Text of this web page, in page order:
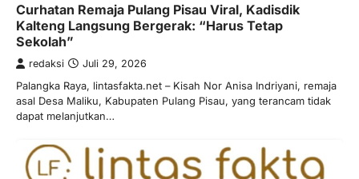
Curhatan Remaja Pulang Pisau Viral, Kadisdik
Kalteng Langsung Bergerak: “Harus Tetap
Sekolah”
redaksi Juli 29, 2026
Palangka Raya, lintasfakta.net – Kisah Nor Anisa Indriyani, remaja
asal Desa Maliku, Kabupaten Pulang Pisau, yang terancam tidak
dapat melanjutkan…